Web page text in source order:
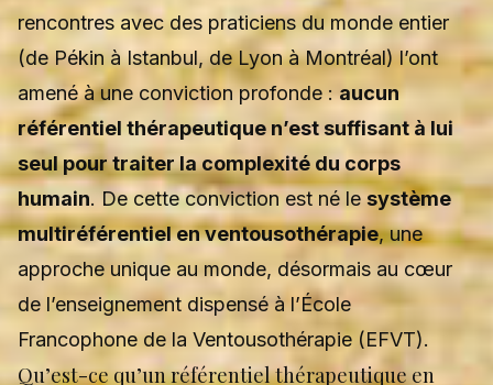
rencontres avec des praticiens du monde entier
(de Pékin à Istanbul, de Lyon à Montréal) l’ont
amené à une conviction profonde : aucun
référentiel thérapeutique n’est suffisant à lui
seul pour traiter la complexité du corps
humain. De cette conviction est né le système
multiréférentiel en ventousothérapie, une
approche unique au monde, désormais au cœur
de l’enseignement dispensé à l’École
Francophone de la Ventousothérapie (EFVT).
Qu’est-ce qu’un référentiel thérapeutique en